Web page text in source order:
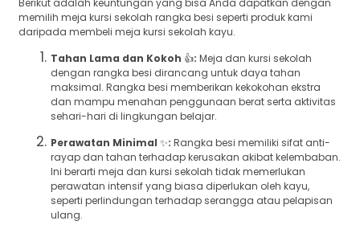
memilih meja kursi sekolah rangka besi seperti produk kami
daripada membeli meja kursi sekolah kayu.
Tahan Lama dan Kokoh 👍: Meja dan kursi sekolah
dengan rangka besi dirancang untuk daya tahan
maksimal. Rangka besi memberikan kekokohan ekstra
dan mampu menahan penggunaan berat serta aktivitas
sehari-hari di lingkungan belajar.
Perawatan Minimal ✨: Rangka besi memiliki sifat anti-
rayap dan tahan terhadap kerusakan akibat kelembaban.
Ini berarti meja dan kursi sekolah tidak memerlukan
perawatan intensif yang biasa diperlukan oleh kayu,
seperti perlindungan terhadap serangga atau pelapisan
ulang.